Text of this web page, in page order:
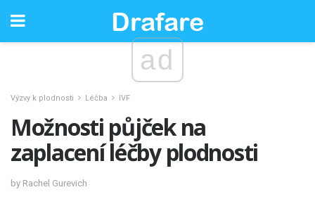
ad
Výzvy k plodnosti Léčba IVF
Možnosti půjček na
zaplacení léčby plodnosti
by Rachel Gurevich